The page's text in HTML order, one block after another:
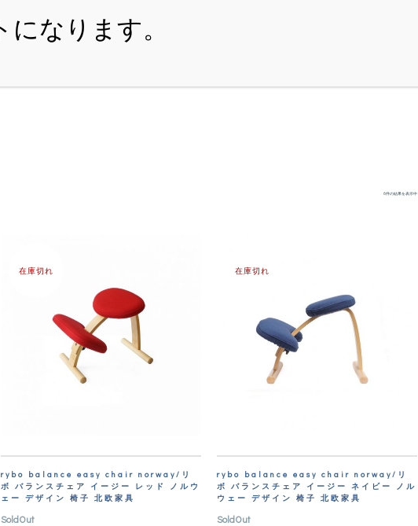
・ITEM ・SHOPPING-GUIDE
6件の結果を表示中
在庫切れ
rybo balance easy chair norway/リ
ボ バランスチェア イージー レッド ノルウ
ェー デザイン 椅子 北欧家具
SoldOut
在庫切れ
rybo balance easy chair norway/リ
ボ バランスチェア イージー ネイビー ノル
ウェー デザイン 椅子 北欧家具
SoldOut